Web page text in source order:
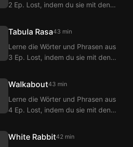
erhältst du Übersetzungen der
2 Ep. Lost, indem du sie mit den
Erweiterungen ansiehst! Mit der
Doppeltitel-Funktion von Langflix
erhältst du Übersetzungen der
Tabula Rasa43 min
Lerne die Wörter und Phrasen aus
3 Ep. Lost, indem du sie mit den
Erweiterungen ansiehst! Mit der
Doppeltitel-Funktion von Langflix
erhältst du Übersetzungen der
Walkabout43 min
Lerne die Wörter und Phrasen aus
4 Ep. Lost, indem du sie mit den
Erweiterungen ansiehst! Mit der
White Rabbit42 min